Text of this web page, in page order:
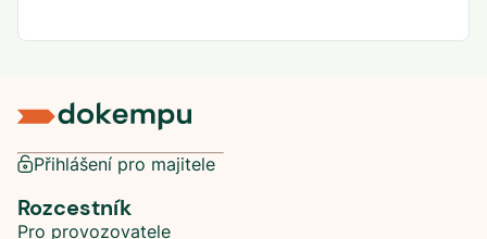
Přihlášení pro majitele
Rozcestník
Pro provozovatele